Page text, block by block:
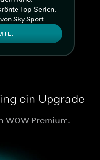
Top-Serien.
Sky Sport
ein Upgrade
WOW Premium.